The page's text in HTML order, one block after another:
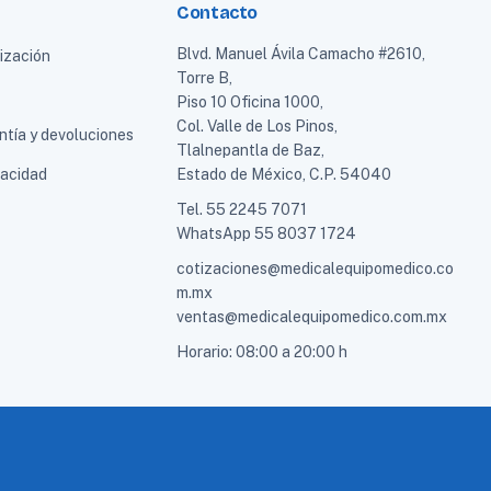
y devoluciones
Contacto
Blvd. Manuel Ávila Camacho #2610,
Torre B,
Piso 10 Oficina 1000,
Col. Valle de Los Pinos,
Tlalnepantla de Baz,
Estado de México, C.P. 54040
Tel.55 2245 7071
WhatsApp55 8037 1724
cotizaciones@medicalequipomedico.co
m.mx
ventas@medicalequipomedico.com.mx
Horario: 08:00 a 20:00 h